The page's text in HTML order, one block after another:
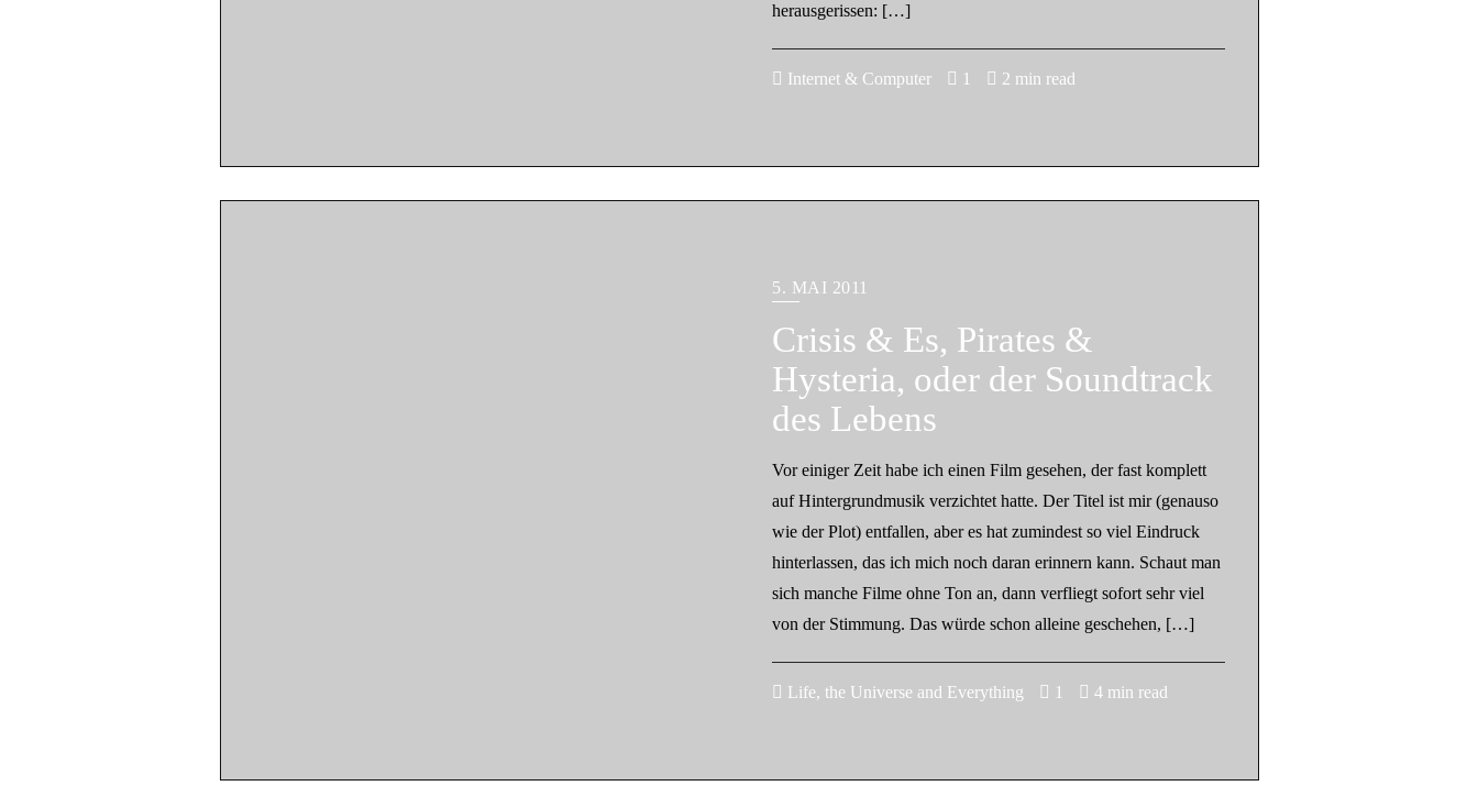
herausgerissen: […]
Internet & Computer 1 2 min read
5. MAI 2011
Crisis & Es, Pirates &
Hysteria, oder der Soundtrack
des Lebens
Vor einiger Zeit habe ich einen Film gesehen, der fast komplett
auf Hintergrundmusik verzichtet hatte. Der Titel ist mir (genauso
wie der Plot) entfallen, aber es hat zumindest so viel Eindruck
hinterlassen, das ich mich noch daran erinnern kann. Schaut man
sich manche Filme ohne Ton an, dann verfliegt sofort sehr viel
von der Stimmung. Das würde schon alleine geschehen, […]
Life, the Universe and Everything 1 4 min read